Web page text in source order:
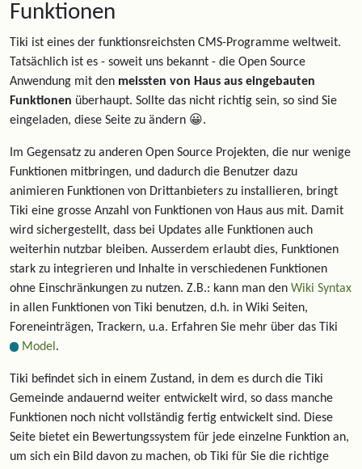
Funktionen
Tiki ist eines der funktionsreichsten CMS-Programme weltweit.
Tatsächlich ist es - soweit uns bekannt - die Open Source
Anwendung mit den meissten von Haus aus eingebauten
Funktionen überhaupt. Sollte das nicht richtig sein, so sind Sie
eingeladen, diese Seite zu ändern 😀.
Im Gegensatz zu anderen Open Source Projekten, die nur wenige
Funktionen mitbringen, und dadurch die Benutzer dazu
animieren Funktionen von Drittanbieters zu installieren, bringt
Tiki eine grosse Anzahl von Funktionen von Haus aus mit. Damit
wird sichergestellt, dass bei Updates alle Funktionen auch
weiterhin nutzbar bleiben. Ausserdem erlaubt dies, Funktionen
stark zu integrieren und Inhalte in verschiedenen Funktionen
ohne Einschränkungen zu nutzen. Z.B.: kann man den Wiki Syntax
in allen Funktionen von Tiki benutzen, d.h. in Wiki Seiten,
Foreneinträgen, Trackern, u.a. Erfahren Sie mehr über das Tiki
Model .
Tiki befindet sich in einem Zustand, in dem es durch die Tiki
Gemeinde andauernd weiter entwickelt wird, so dass manche
Funktionen noch nicht vollständig fertig entwickelt sind. Diese
Seite bietet ein Bewertungssystem für jede einzelne Funktion an,
um sich ein Bild davon zu machen, ob Tiki für Sie die richtige